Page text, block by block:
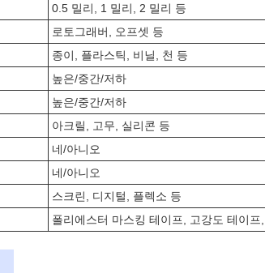
0.5 밀리, 1 밀리, 2 밀리 등
로토그래버, 오프셋 등
종이, 플라스틱, 비닐, 천 등
높은/중간/저하
높은/중간/저하
아크릴, 고무, 실리콘 등
네/아니오
네/아니오
스크린, 디지털, 플렉소 등
폴리에스터 마스킹 테이프, 고강도 테이